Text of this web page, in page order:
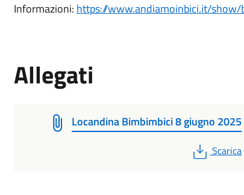
Informazioni: https://www.andiamoinbici.it/
Allegati
Locandina Bimbimbici 8 giugno 2025
PDF
Scarica